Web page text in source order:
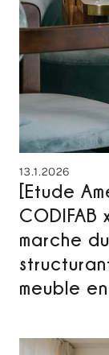
13.1.2026
[Etude
CODIFAB
marche
meuble